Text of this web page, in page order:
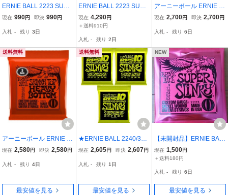
ERNIE BALL 2223 SUPE
R SLINKY エレキギター
現在 990円 即決 990円
入札 - 残り 3日
ERNIE BALL 2223 SUPE
R SLINKY エレキギター
弦 5個セット ギター 弦 楽
現在 4,290円
＋送料910円
入札 - 残り 2日
アーニーボール ERNIE B
ALL 2222/Hybrid Slinky×
現在 2,700円 即決 2,700円
入札 - 残り 6日
送料無料
アーニーボール ERNIE B
ALL 3215 Skinny Top He
Wound 3 Pack 10-52 Gau
現在 2,580円 即決 2,580円
入札 - 残り 4日
最安値を見る
送料無料
★ERNIE BALL 2240/3セ
ット [10-46] Regular Slin
新品送料込/メール便
現在 2,605円 即決 2,607 円
入札 - 残り 1日
最安値を見る
NEW
【未開封品】ERNIE BAL
L SUPER SLINKY 2223
エレキギター弦 2個セッ
現在 1,500円
＋送料180円
入札 - 残り 6日
最安値を見る